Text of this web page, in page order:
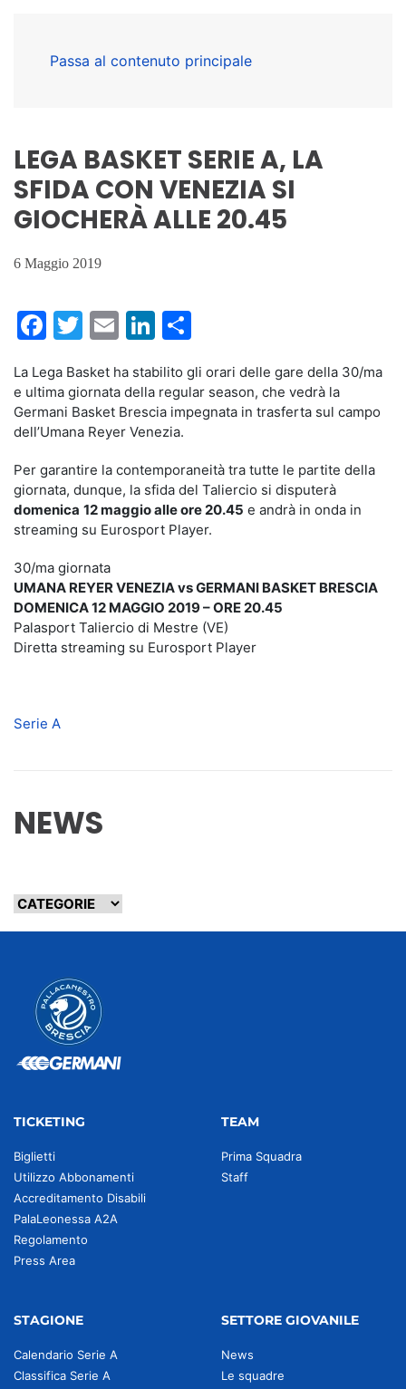
Passa al contenuto principale
LEGA BASKET SERIE A, LA
SFIDA CON VENEZIA SI
GIOCHERÀ ALLE 20.45
6 Maggio 2019
Facebook
Twitter
EmailLinkedIn
La Lega Basket ha stabilito gli orari delle gare della 30/ma
e ultima giornata della regular season, che vedrà la
Germani Basket Brescia impegnata in trasferta sul campo
dell’Umana Reyer Venezia.
Per garantire la contemporaneità tra tutte le partite della
giornata, dunque, la sfida del Taliercio si disputerà
domenica 12 maggio alle ore 20.45 e andrà in onda in
streaming su Eurosport Player.
30/ma giornata
UMANA REYER VENEZIA vs GERMANI BASKET BRESCIA
DOMENICA 12 MAGGIO 2019 – ORE 20.45
Palasport Taliercio di Mestre (VE)
Diretta streaming su Eurosport Player
Serie A
NEWS
TICKETING
Biglietti
Utilizzo Abbonamenti
Accreditamento Disabili
PalaLeonessa A2A
Regolamento
Press Area
TEAM
Prima Squadra
Staff
STAGIONE
Calendario Serie A
Classifica Serie A
SETTORE GIOVANILE
News
Le squadre